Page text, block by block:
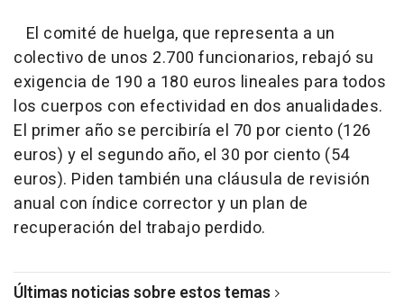
El comité de huelga, que representa a un
colectivo de unos 2.700 funcionarios, rebajó su
exigencia de 190 a 180 euros lineales para todos
los cuerpos con efectividad en dos anualidades.
El primer año se percibiría el 70 por ciento (126
euros) y el segundo año, el 30 por ciento (54
euros). Piden también una cláusula de revisión
anual con índice corrector y un plan de
recuperación del trabajo perdido.
Últimas noticias sobre estos temas